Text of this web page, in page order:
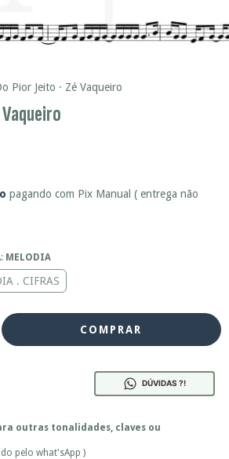
Pior Jeito · Zé Vaqueiro
pagando com Pix Manual ( entrega não
MELODIA
. CIFRAS
DÚVIDAS ?!
outras tonalidades, claves ou
pelo what'sApp )